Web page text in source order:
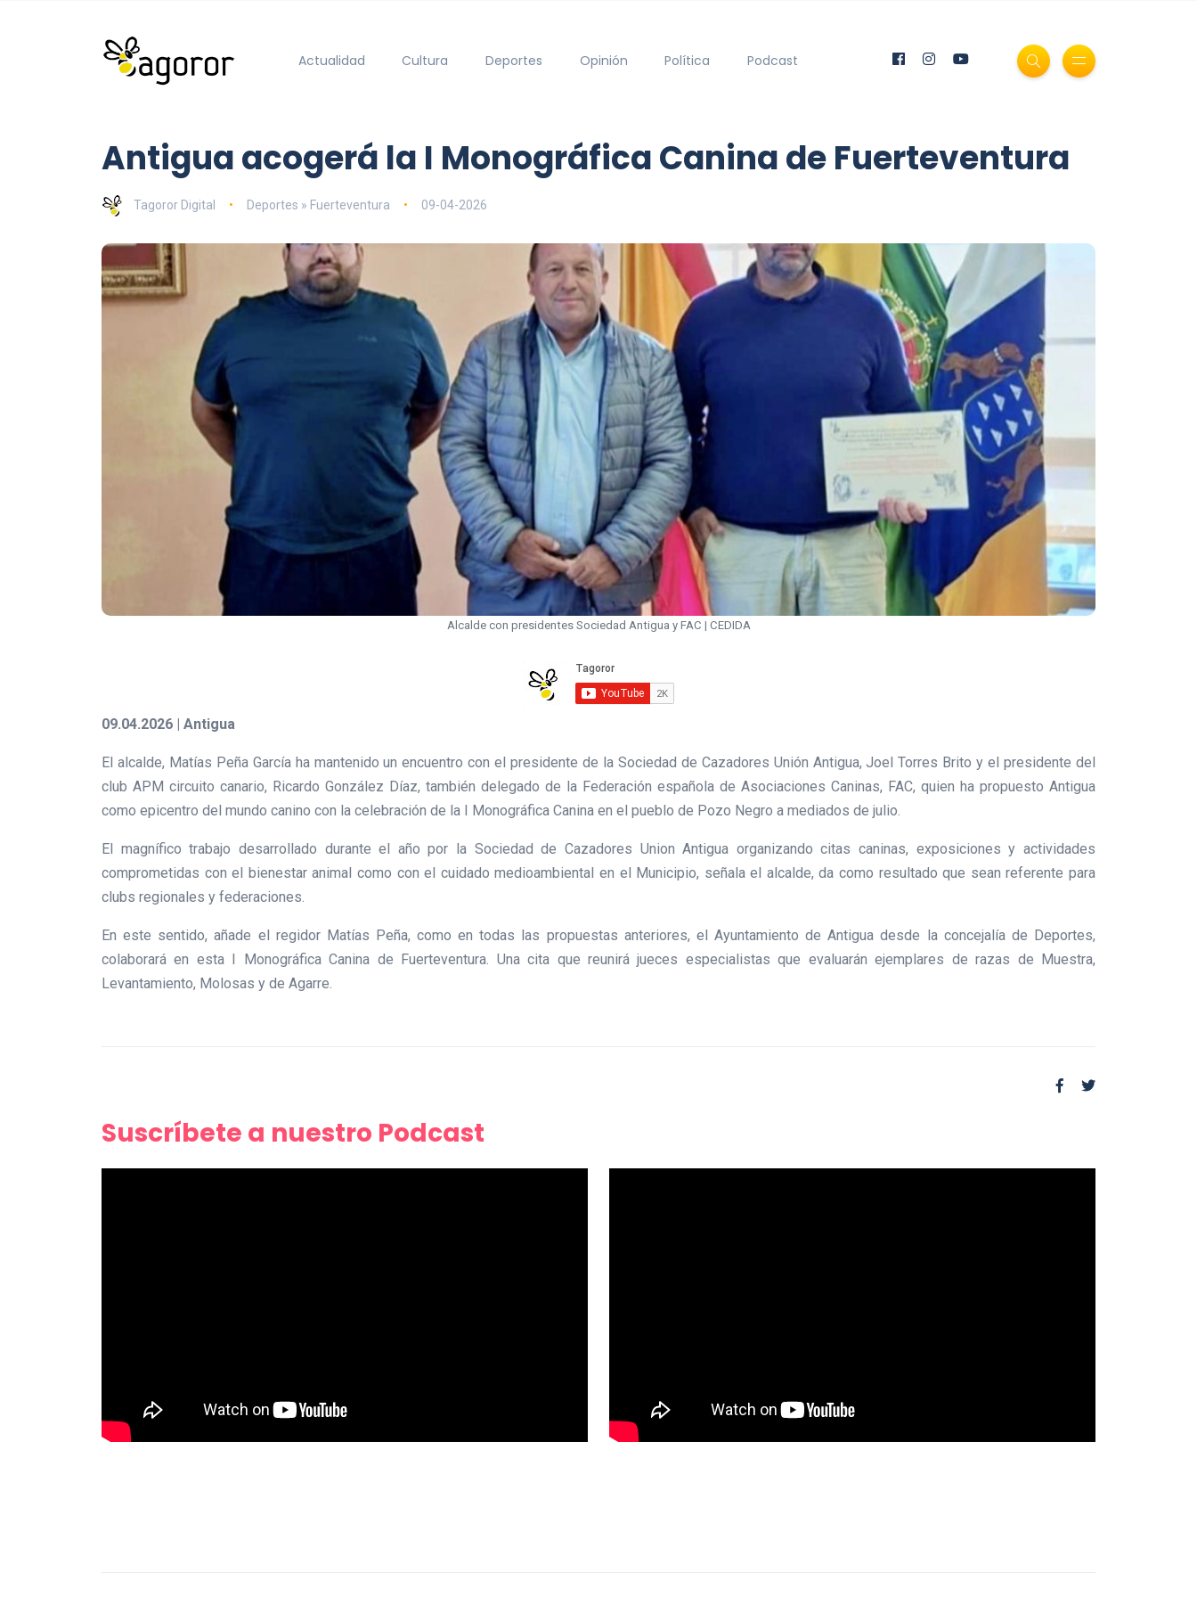
Actualidad Cultura Deportes Opinión Política Podcast
Antigua acogerá la I Monográfica Canina de Fuerteventura
Tagoror Digital Deportes » Fuerteventura 09-04-2026
Alcalde con presidentes Sociedad Antigua y FAC | CEDIDA
09.04.2026 | Antigua
El alcalde, Matías Peña García ha mantenido un encuentro con el presidente de la Sociedad de Cazadores Unión Antigua, Joel Torres Brito y el presidente del
club APM circuito canario, Ricardo González Díaz, también delegado de la Federación española de Asociaciones Caninas, FAC, quien ha propuesto Antigua
como epicentro del mundo canino con la celebración de la I Monográfica Canina en el pueblo de Pozo Negro a mediados de julio.
El magnífico trabajo desarrollado durante el año por la Sociedad de Cazadores Union Antigua organizando citas caninas, exposiciones y actividades
comprometidas con el bienestar animal como con el cuidado medioambiental en el Municipio, señala el alcalde, da como resultado que sean referente para
clubs regionales y federaciones.
En este sentido, añade el regidor Matías Peña, como en todas las propuestas anteriores, el Ayuntamiento de Antigua desde la concejalía de Deportes,
colaborará en esta I Monográfica Canina de Fuerteventura. Una cita que reunirá jueces especialistas que evaluarán ejemplares de razas de Muestra,
Levantamiento, Molosas y de Agarre.
Suscríbete a nuestro Podcast